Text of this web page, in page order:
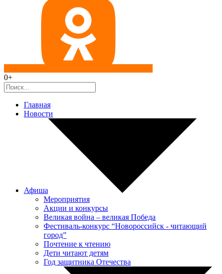
0+
Главная
Новости
Афиша
Мероприятия
Акции и конкурсы
Великая война – великая Победа
Фестиваль-конкурс “Новороссийск - читающий
город”
Почтение к чтению
Дети читают детям
Год защитника Отечества